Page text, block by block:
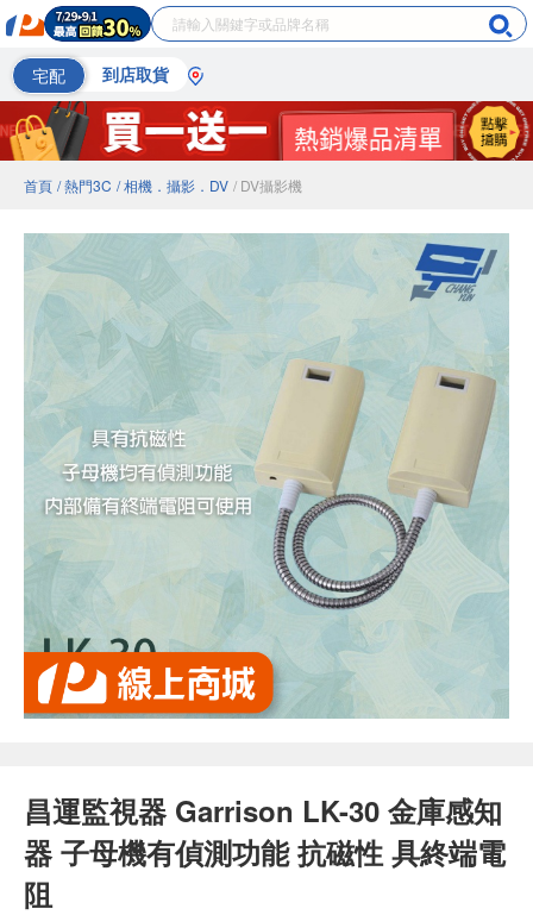
宅配 到店取貨
首頁 / 熱門3C / 相機．攝影．DV / DV攝影機
昌運監視器 Garrison LK-30 金庫感知
器 子母機有偵測功能 抗磁性 具終端電
阻